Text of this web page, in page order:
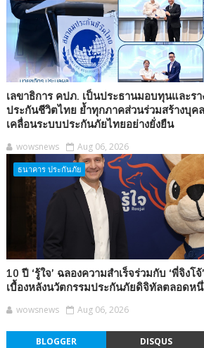
เลขาธิการ คปภ. เป็นประธานมอบทุนและร
ประกันชีวิตไทย ย้ำทุกภาคส่วนร่วมสร้างบุ
เคลื่อนระบบประกันภัยไทยอย่างยั่งยืน
wowsnews Aug 06, 2026
ธนาคาร ประกันภัย
10 ปี ‘รู้ใจ’ ฉลองความสำเร็จร่วมกับ ‘พี่จิง
เบื้องหลังนวัตกรรมประกันภัยดิจิทัลตลอดห
wowsnews Aug 06, 2026
BLOGGER DISQUS